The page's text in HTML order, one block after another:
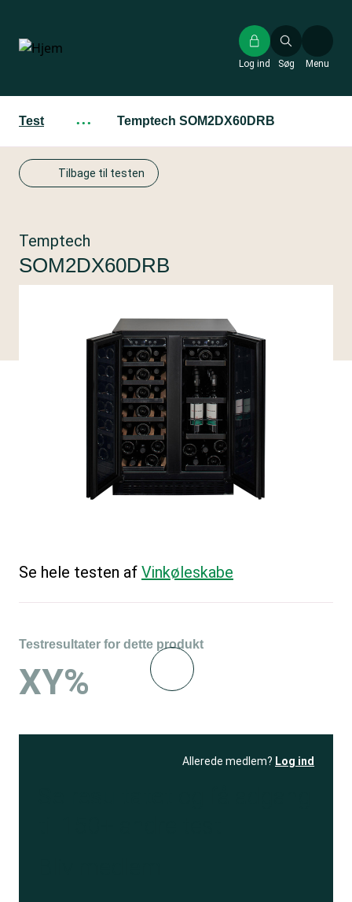
hovedindhold
Søg
Log ind Menu
Test ··· Temptech SOM2DX60DRB
Tilbage til testen
Temptech
SOM2DX60DRB
Se hele testen af Vinkøleskabe
Testresultater for dette produkt
XY%
Allerede medlem? Log ind